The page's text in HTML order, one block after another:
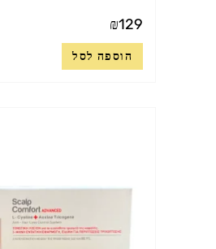
₪129
הוספה לסל